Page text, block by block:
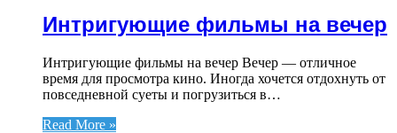
Интригующие фильмы на вечер
Интригующие фильмы на вечер Вечер — отличное
время для просмотра кино. Иногда хочется отдохнуть от
повседневной суеты и погрузиться в…
Read More »